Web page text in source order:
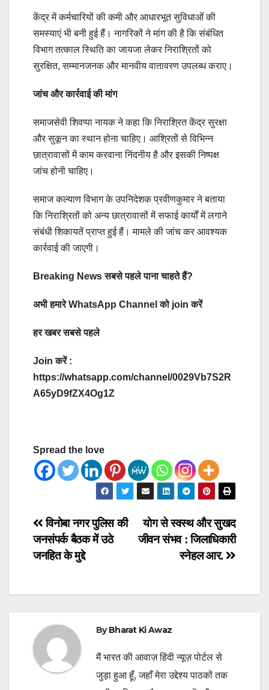
केंद्र में कर्मचारियों की कमी और आधारभूत सुविधाओं की
समस्याएं भी बनी हुई हैं। नागरिकों ने मांग की है कि संबंधित
विभाग तत्काल स्थिति का जायजा लेकर निराश्रितों को
सुरक्षित, सम्मानजनक और मानवीय वातावरण उपलब्ध कराए।
जांच और कार्रवाई की मांग
समाजसेवी शिवप्पा नायक ने कहा कि निराश्रित केंद्र सुरक्षा
और सुकून का स्थान होना चाहिए। आश्रितों से विभिन्न
छात्रावासों में काम करवाना निंदनीय है और इसकी निष्पक्ष
जांच होनी चाहिए।
समाज कल्याण विभाग के उपनिदेशक प्रवीणकुमार ने बताया
कि निराश्रितों को अन्य छात्रावासों में सफाई कार्यों में लगाने
संबंधी शिकायतें प्राप्त हुई हैं। मामले की जांच कर आवश्यक
कार्रवाई की जाएगी।
Breaking News सबसे पहले पाना चाहते हैं?
अभी हमारे WhatsApp Channel को join करें
हर खबर सबसे पहले
Join करें :
https://whatsapp.com/channel/0029Vb7S2R
A65yD9fZX4Og1Z
Spread the love
Post
navigation
योग से स्वस्थ और सुखद
जीवन संभव : जिलाधिकारी
स्नेहल आर.
विनोबा नगर पुलिस की
जनसंपर्क बैठक में उठे
जनहित के मुद्दे
ByBharat Ki Awaz
मैं भारत की आवाज़ हिंदी न्यूज़ पोर्टल से
जुड़ा हुआ हूँ, जहाँ मेरा उद्देश्य पाठकों तक